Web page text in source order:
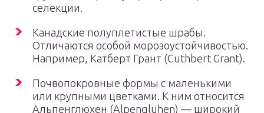
селекции.
Канадские полуплетистые шрабы.
Отличаются особой морозоустойчивостью.
Например, Катберт Грант (Cuthbert Grant).
Почвопокровные формы с маленькими
или крупными цветками. К ним относится
Альпенглюхен (Alpengluhen) — широкий